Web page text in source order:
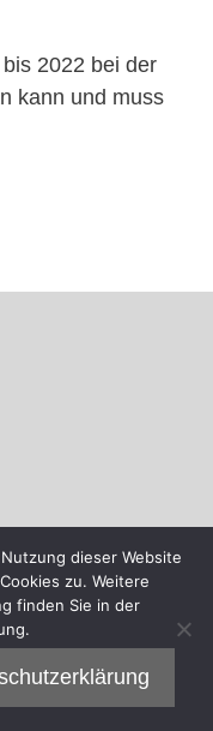
2022 bei der
kann und muss
dieser Website
zu. Weitere
finden Sie in der